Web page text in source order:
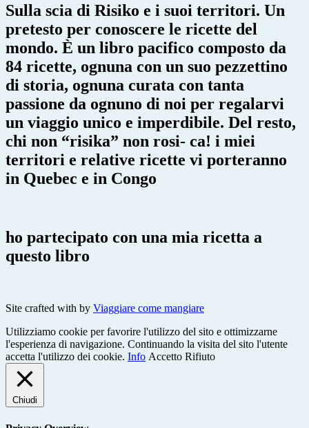
Sulla scia di Risiko e i suoi territori. Un
pretesto per conoscere le ricette del
mondo. È un libro pacifico composto da
84 ricette, ognuna con un suo pezzettino
di storia, ognuna curata con tanta
passione da ognuno di noi per regalarvi
un viaggio unico e imperdibile. Del resto,
chi non “risika” non rosi- ca! i miei
territori e relative ricette vi porteranno
in Quebec e in Congo
ho partecipato con una mia ricetta a
questo libro
Site crafted with by Viaggiare come mangiare
Utilizziamo cookie per favorire l'utilizzo del sito e ottimizzarne
l'esperienza di navigazione. Continuando la visita del sito l'utente
accetta l'utilizzo dei cookie. Info Accetto Rifiuto
Chiudi